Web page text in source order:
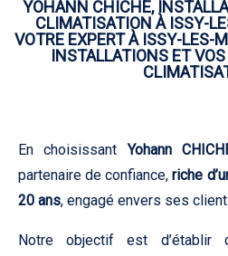
YOHANN CHICHE,
CLIMATISATION À ISSY-
VOTRE EXPERT À ISSY-LES-
INSTALLATIONS ET
En choisissantYohann
partenaire de confiance,riche
20 ans, engagé envers ses
Notre objectif est d’établir